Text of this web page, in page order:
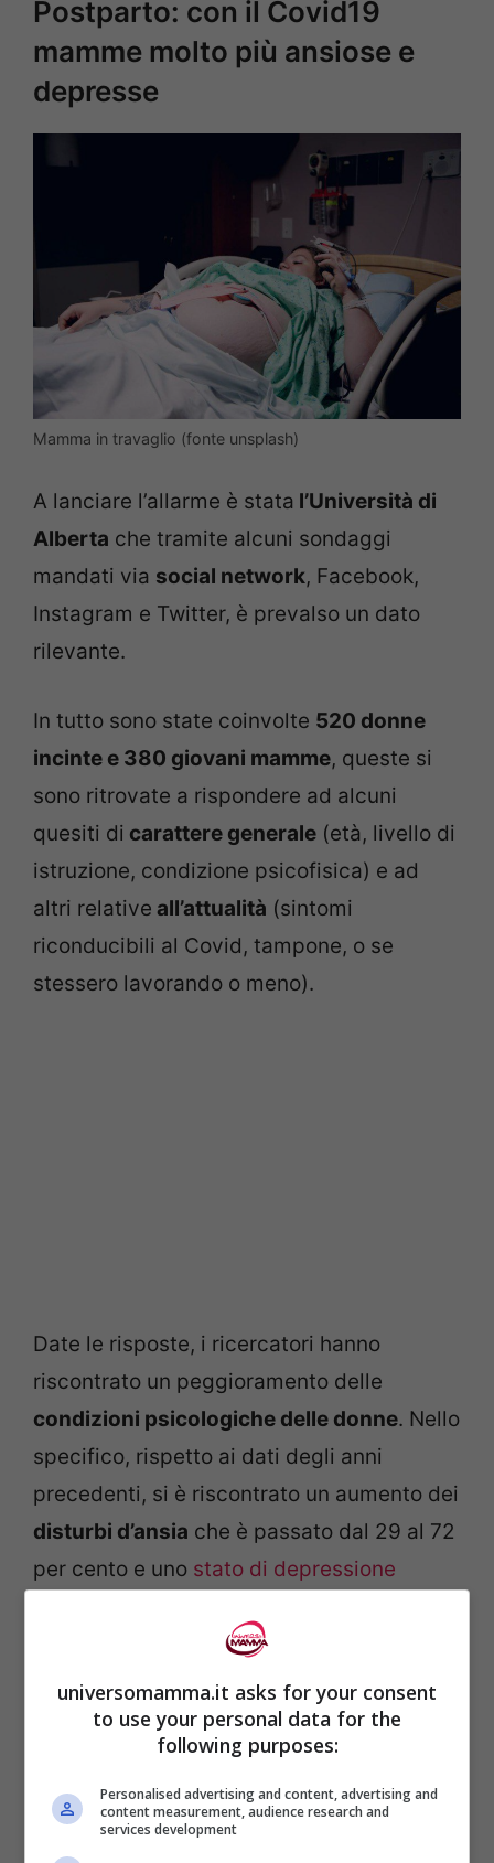
Postparto: con il Covid19
mamme molto più ansiose e
depresse
Mamma in travaglio (fonte unsplash)
A lanciare l’allarme è stata l’Università di
Alberta che tramite alcuni sondaggi
mandati via social network, Facebook,
Instagram e Twitter, è prevalso un dato
rilevante.
In tutto sono state coinvolte 520 donne
incinte e 380 giovani mamme, queste si
sono ritrovate a rispondere ad alcuni
quesiti di carattere generale (età, livello di
istruzione, condizione psicofisica) e ad
altri relative all’attualità (sintomi
riconducibili al Covid, tampone, o se
stessero lavorando o meno).
Date le risposte, i ricercatori hanno
riscontrato un peggioramento delle
condizioni psicologiche delle donne. Nello
specifico, rispetto ai dati degli anni
precedenti, si è riscontrato un aumento dei
disturbi d’ansia che è passato dal 29 al 72
per cento e uno stato di depressione
psicologica, oltre alla solitudine e al timore
del contagio, è stata anche l’impossibilità
di praticareattività fisicache moltissime
mamme svolgono durante la gravidanza.
universomamma.it asks for your consent
to use your personal data for the
following purposes:
Personalised advertising and content, advertising and
content measurement, audience research and
services development